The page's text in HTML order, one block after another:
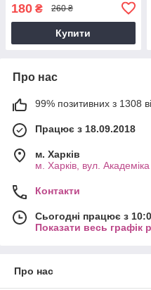
180 ₴ 260 ₴
Купити
Про нас
99% позитивних з 1308
Працює з 18.09.2018
м. Харків
м. Харків, вул.
Контакти
Сьогодні працює з
Показати весь графік
Про нас